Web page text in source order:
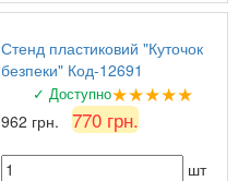
Стенд пластиковий "Куточок
безпеки" Код-12691
✓ Доступно★★★★★
962 грн. 770 грн.
шт